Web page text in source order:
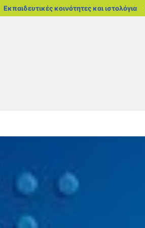
Εκπαιδευτικές κοινότητες και ιστολόγια